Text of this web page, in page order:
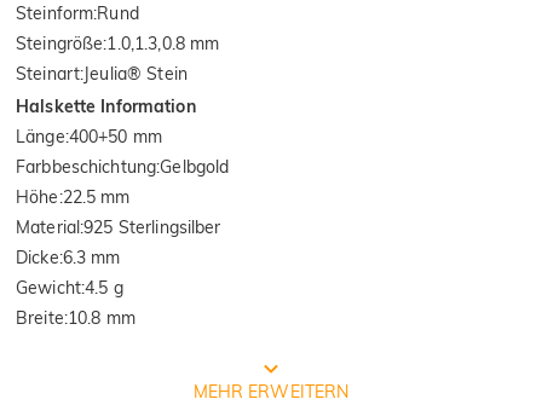
Steinform:Rund
Steingröße:1.0,1.3,0.8 mm
Steinart:Jeulia® Stein
Halskette Information
Länge:400+50 mm
Farbbeschichtung:Gelbgold
Höhe:22.5 mm
Material:925 Sterlingsilber
Dicke:6.3 mm
Gewicht:4.5 g
Breite:10.8 mm
Prozess der Schmuckherstellung
MEHR ERWEITERN